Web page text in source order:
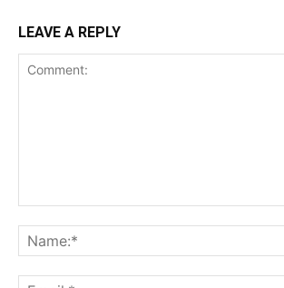
LEAVE A REPLY